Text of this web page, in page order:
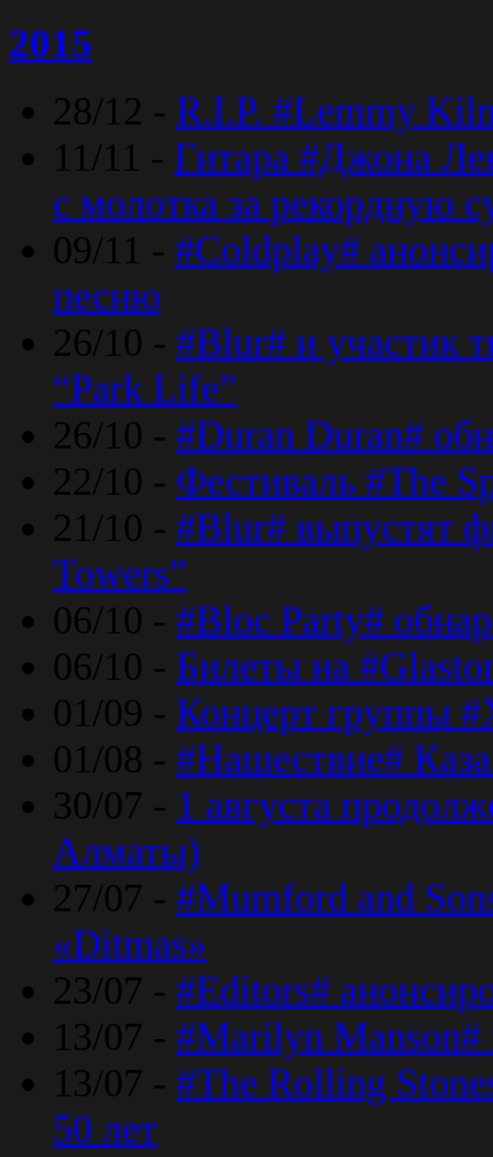
2015
28/12 - R.I.P. #Lemmy
11/11 - Гитара #Джона
с молотка за рекордную
09/11 - #Coldplay#
песню
26/10 - #Blur# и участик
“Park Life”
26/10 - #Duran Duran#
22/10 - Фестиваль #The
21/10 - #Blur# выпустят
Towers”
06/10 - #Bloc Party#
06/10 - Билеты на
01/09 - Концерт группы
01/08 - #Нашествие#
30/07 - 1 августа
Алматы)
27/07 - #Mumford and
«Ditmas»
23/07 - #Editors#
13/07 - #Marilyn Manson#
13/07 - #The Rolling
50 лет